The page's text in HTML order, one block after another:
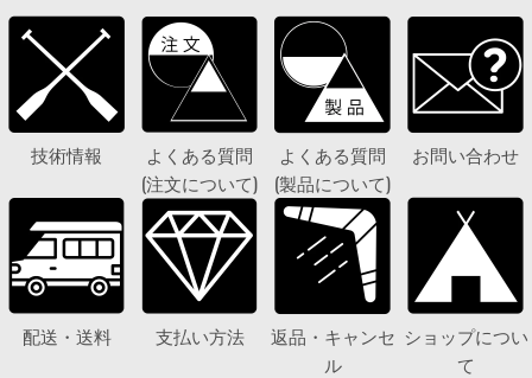
技術情報
よくある質問
(注文について)
よくある質問
(製品について)
お問い合わせ
配送・送料 支払い方法
返品・キャンセ
ル
ショップについ
て